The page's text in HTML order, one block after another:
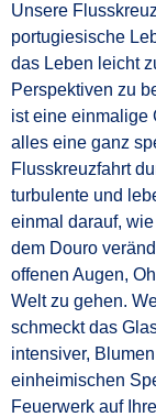
Unsere
portugiesische
das Leben leicht
Perspektiven zu
ist eine einmalige
alles eine ganz
Flusskreuzfahrt
turbulente und
einmal darauf,
dem Douro
offenen Augen,
Welt zu gehen.
schmeckt das
intensiver,
einheimischen
Feuerwerk auf